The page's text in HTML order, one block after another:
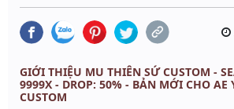
GIỚI THIỆU MU THIÊN SỨ CUSTOM -
9999X - DROP: 50% - BẢN MỚI CHO AE
CUSTOM